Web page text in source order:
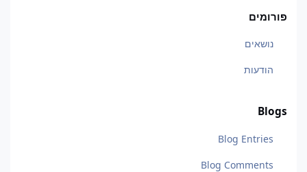
פורומים
נושאים
הודעות
Blogs
Blog Entries
Blog Comments